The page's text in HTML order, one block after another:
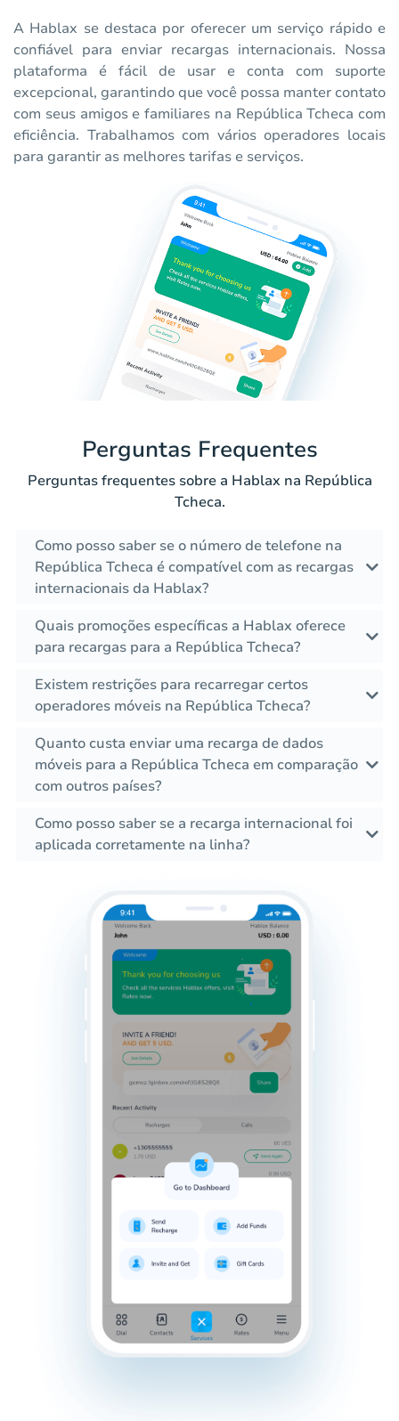
A Hablax se destaca por oferecer um serviço rápido e
confiável para enviar recargas internacionais. Nossa
plataforma é fácil de usar e conta com suporte
excepcional, garantindo que você possa manter contato
com seus amigos e familiares na República Tcheca com
eficiência. Trabalhamos com vários operadores locais
para garantir as melhores tarifas e serviços.
Perguntas Frequentes
Perguntas frequentes sobre a Hablax na República
Tcheca.
Como posso saber se o número de telefone na
República Tcheca é compatível com as recargas
internacionais da Hablax?
Quais promoções específicas a Hablax oferece
para recargas para a República Tcheca?
Existem restrições para recarregar certos
operadores móveis na República Tcheca?
Quanto custa enviar uma recarga de dados
móveis para a República Tcheca em comparação
com outros países?
Como posso saber se a recarga internacional foi
aplicada corretamente na linha?